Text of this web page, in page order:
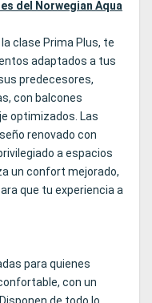
del Norwegian Aqua
clase Prima Plus, te
adaptados a tus
predecesores,
con balcones
optimizados. Las
renovado con
a espacios
un confort mejorado,
que tu experiencia a
para quienes
con un